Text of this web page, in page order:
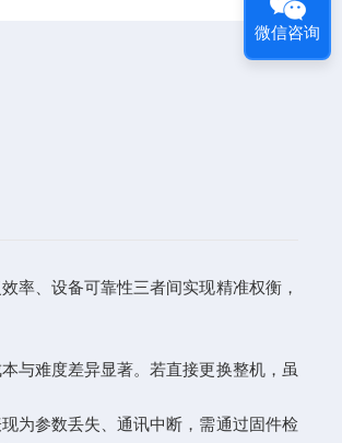
、设备可靠性三者间实现精准权衡，
与难度差异显著。若直接更换整机，虽
为参数丢失、通讯中断，需通过固件检
微信咨询